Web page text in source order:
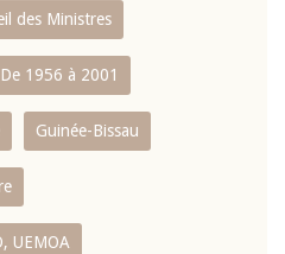
des Ministres
De 1956 à 2001
Guinée-Bissau
UEMOA